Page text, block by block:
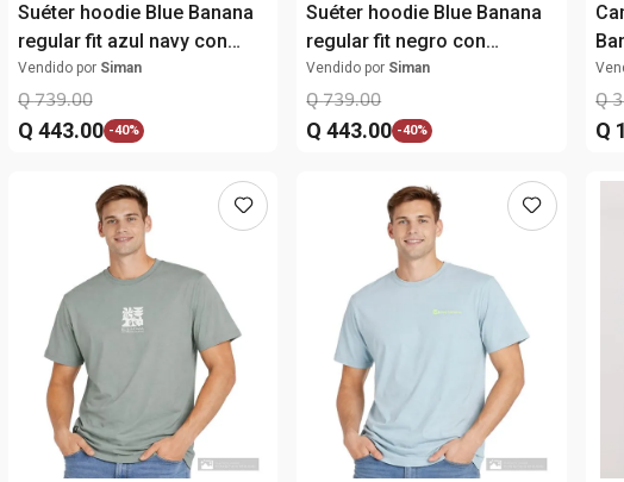
Suéter hoodie Blue Banana
regular fit azul navy con
bordado para hombre
Vendido por Siman
Q 739.00
Q 443.00 -40%
Suéter hoodie Blue Banana
regular fit negro con
bordado para hombre
Vendido por Siman
Q 739.00
Q 443.00 -40%
Q
Q